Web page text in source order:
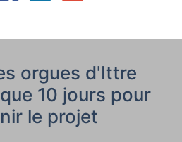
orgues d'Ittre
10 jours pour
le projet